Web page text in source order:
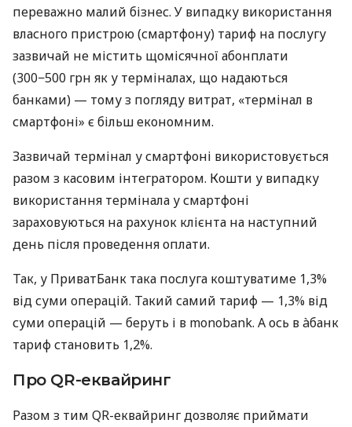
переважно малий бізнес. У випадку використання
власного пристрою (смартфону) тариф на послугу
зазвичай не містить щомісячної абонплати
(300−500 грн як у терміналах, що надаються
банками) — тому з погляду витрат, «термінал в
смартфоні» є більш економним.
Зазвичай термінал у смартфоні використовується
разом з касовим інтегратором. Кошти у випадку
використання термінала у смартфоні
зараховуються на рахунок клієнта на наступний
день після проведення оплати.
Так, у ПриватБанк така послуга коштуватиме 1,3%
від суми операцій. Такий самий тариф — 1,3% від
суми операцій — беруть і в monobank. А ось в àбанк
тариф становить 1,2%.
Про QR-еквайринг
Разом з тим QR-еквайринг дозволяє приймати